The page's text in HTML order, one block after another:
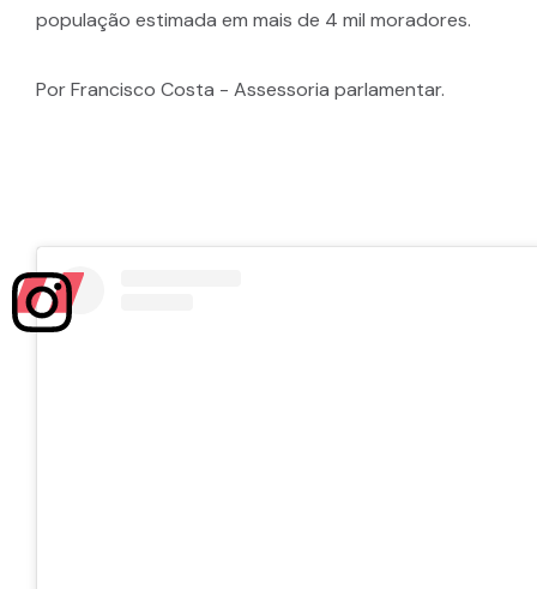
população estimada em mais de 4 mil moradores.
Por Francisco Costa - Assessoria parlamentar.